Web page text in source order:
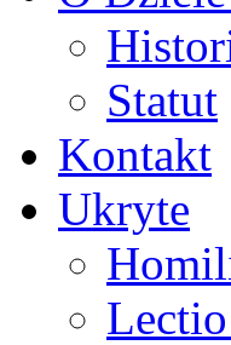
Statut
Kontakt
Ukryte